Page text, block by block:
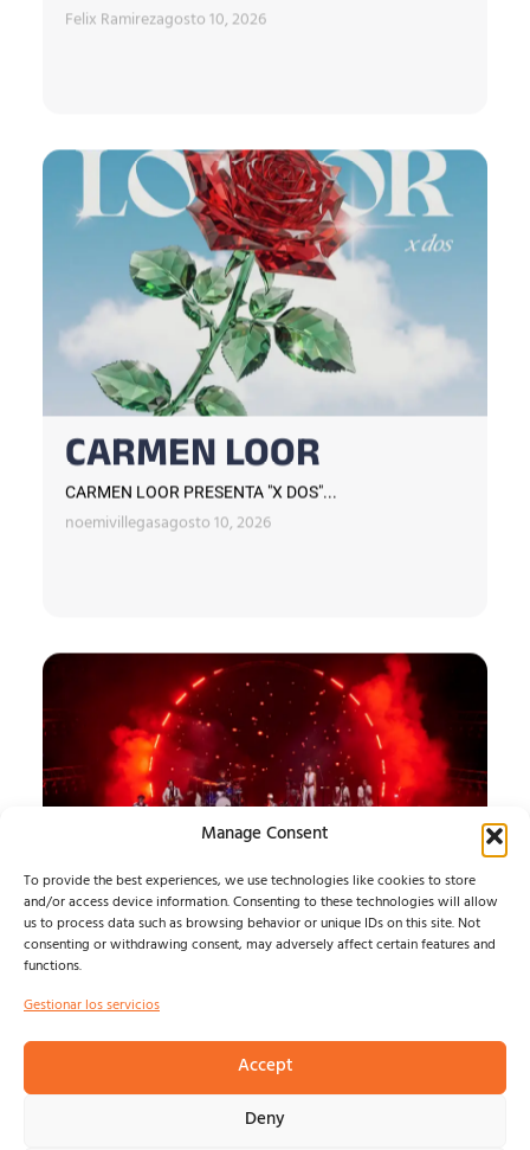
Manage Consent
To provide the best experiences, we use technologies like cookies to store
and/or access device information. Consenting to these technologies will allow
us to process data such as browsing behavior or unique IDs on this site. Not
consenting or withdrawing consent, may adversely affect certain features and
functions.
Gestionar los servicios
Accept
Deny
Felix Ramirezagosto 10, 2026
CARMEN LOOR
CARMEN LOOR PRESENTA "X DOS"...
noemivillegasagosto 10, 2026
SONORAMA RIBERA
26, SÁBADO